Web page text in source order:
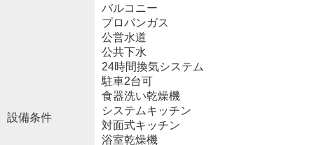
設備条件
バルコニー
プロパンガス
公営水道
公共下水
24時間換気システム
駐車2台可
食器洗い乾燥機
システムキッチン
対面式キッチン
浴室乾燥機